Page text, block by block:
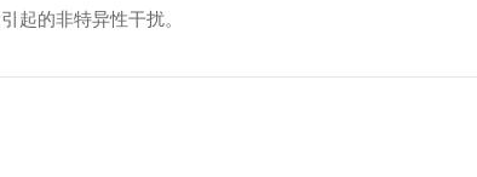
起的非特异性干扰。